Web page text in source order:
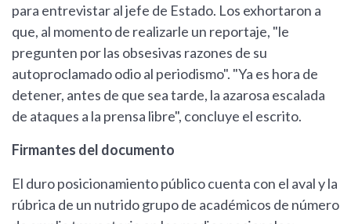
para entrevistar al jefe de Estado. Los exhortaron a
que, al momento de realizarle un reportaje, "le
pregunten por las obsesivas razones de su
autoproclamado odio al periodismo". "Ya es hora de
detener, antes de que sea tarde, la azarosa escalada
de ataques a la prensa libre", concluye el escrito.
Firmantes del documento
El duro posicionamiento público cuenta con el aval y la
rúbrica de un nutrido grupo de académicos de número